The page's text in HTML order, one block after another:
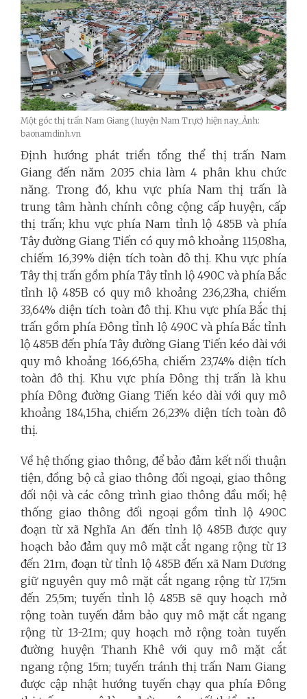
Một góc thị trấn Nam Giang (huyện Nam Trực) hiện nay_Ảnh:
baonamdinh.vn
Định hướng phát triển tổng thể thị trấn Nam
Giang đến năm 2035 chia làm 4 phân khu chức
năng. Trong đó, khu vực phía Nam thị trấn là
trung tâm hành chính công cộng cấp huyện, cấp
thị trấn; khu vực phía Nam tỉnh lộ 485B và phía
Tây đường Giang Tiến có quy mô khoảng 115,08ha,
chiếm 16,39% diện tích toàn đô thị. Khu vực phía
Tây thị trấn gồm phía Tây tỉnh lộ 490C và phía Bắc
tỉnh lộ 485B có quy mô khoảng 236,23ha, chiếm
33,64% diện tích toàn đô thị. Khu vực phía Bắc thị
trấn gồm phía Đông tỉnh lộ 490C và phía Bắc tỉnh
lộ 485B đến phía Tây đường Giang Tiến kéo dài với
quy mô khoảng 166,65ha, chiếm 23,74% diện tích
toàn đô thị. Khu vực phía Đông thị trấn là khu
phía Đông đường Giang Tiến kéo dài với quy mô
khoảng 184,15ha, chiếm 26,23% diện tích toàn đô
thị.
Về hệ thống giao thông, để bảo đảm kết nối thuận
tiện, đồng bộ cả giao thông đối ngoại, giao thông
đối nội và các công trình giao thông đầu mối; hệ
thống giao thông đối ngoại gồm tỉnh lộ 490C
đoạn từ xã Nghĩa An đến tỉnh lộ 485B được quy
hoạch bảo đảm quy mô mặt cắt ngang rộng từ 13
đến 21m, đoạn từ tỉnh lộ 485B đến xã Nam Dương
giữ nguyên quy mô mặt cắt ngang rộng từ 17,5m
đến 25,5m; tuyến tỉnh lộ 485B sẽ quy hoạch mở
rộng toàn tuyến đảm bảo quy mô mặt cắt ngang
rộng từ 13-21m; quy hoạch mở rộng toàn tuyến
đường huyện Thanh Khê với quy mô mặt cắt
ngang rộng 15m; tuyến tránh thị trấn Nam Giang
được cập nhật hướng tuyến chạy qua phía Đông